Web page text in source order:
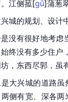
。江侧菰[gū]蒲葱
城的规划、设计
没有很好地考虑
终没有多少住户
，东西尽郭，虽
大兴城的道路
侧有宽、深各